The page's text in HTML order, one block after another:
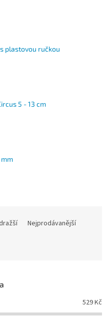
plastovou ručkou
5 - 13 cm
mm
Nejprodávanější
529Kč